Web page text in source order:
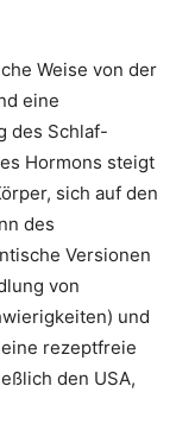
Weise von der
eine
des Schlaf-
Hormons steigt
sich auf den
des
Versionen
von
und
rezeptfreie
den USA,